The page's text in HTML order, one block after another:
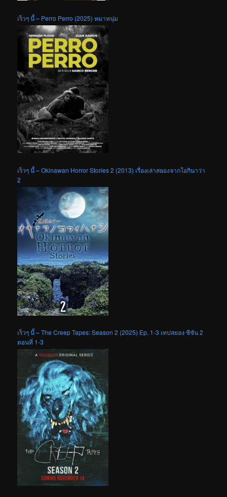
เร็วๆ นี้ – Perro Perro (2025) หมาหนุ่ม
เร็วๆ นี้ – Okinawan Horror Stories 2 (2013) เรื่องเล่าสยองจากโอกินาว่า
2
เร็วๆ นี้ – The Creep Tapes: Season 2 (2025) Ep. 1-3 เทปสยอง ซีซัน 2
ตอนที่ 1-3